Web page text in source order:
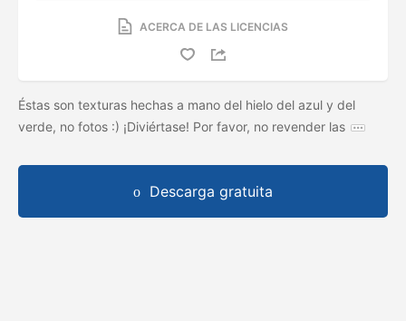
ACERCA DE LAS LICENCIAS
Éstas son texturas hechas a mano del hielo del azul y del
verde, no fotos :) ¡Diviértase! Por favor, no revender las
Descarga gratuita